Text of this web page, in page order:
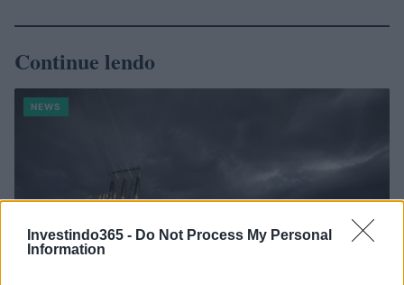
Investindo365 - Do Not Process My Personal
Information
Continue lendo
NEWS